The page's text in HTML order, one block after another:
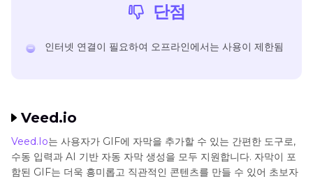
단점
인터넷 연결이 필요하여 오프라인에서는 사용이 제한됨
Veed.io
Veed.Io는 사용자가 GIF에 자막을 추가할 수 있는 간편한 도구로,
수동 입력과 AI 기반 자동 자막 생성을 모두 지원합니다. 자막이 포
함된 GIF는 더욱 흥미롭고 직관적인 콘텐츠를 만들 수 있어 초보자